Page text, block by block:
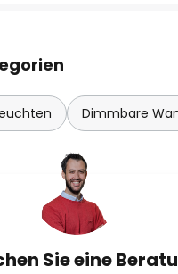
Dimmbare
Sie eine